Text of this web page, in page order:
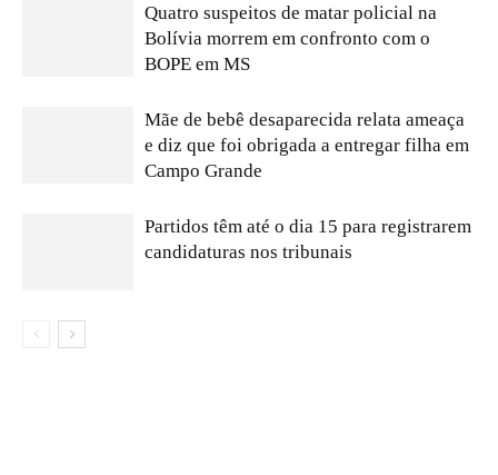
Quatro suspeitos de matar policial na
Bolívia morrem em confronto com o
BOPE em MS
Mãe de bebê desaparecida relata ameaça
e diz que foi obrigada a entregar filha em
Campo Grande
Partidos têm até o dia 15 para registrarem
candidaturas nos tribunais